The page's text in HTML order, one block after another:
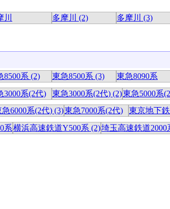
多摩川 (2) 多摩川 (3)
8500系 (2) 東急8500系 (3) 東急8090系
3000系(2代) 東急3000系(2代) (2)東急5000系
急6000系(2代) (3)東急7000系(2代) 東京地下
系横浜高速鉄道Y500系 (2)埼玉高速鉄道2000